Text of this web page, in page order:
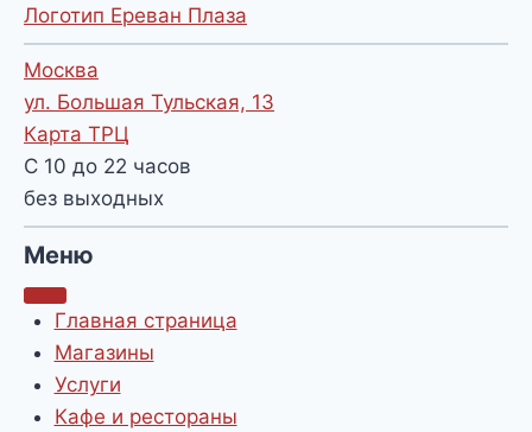
Логотип Ереван Плаза
Москва
ул. Большая Тульская, 13
Карта ТРЦ
С 10 до 22 часов
без выходных
Меню
Главная страница
Магазины
Услуги
Кафе и рестораны